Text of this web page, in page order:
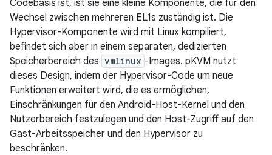
Codebasis ist, ist sie eine kleine Komponente, die für den
Wechsel zwischen mehreren EL1s zuständig ist. Die
Hypervisor-Komponente wird mit Linux kompiliert,
befindet sich aber in einem separaten, dedizierten
Speicherbereich des vmlinux -Images. pKVM nutzt
dieses Design, indem der Hypervisor-Code um neue
Funktionen erweitert wird, die es ermöglichen,
Einschränkungen für den Android-Host-Kernel und den
Nutzerbereich festzulegen und den Host-Zugriff auf den
Gast-Arbeitsspeicher und den Hypervisor zu
beschränken.